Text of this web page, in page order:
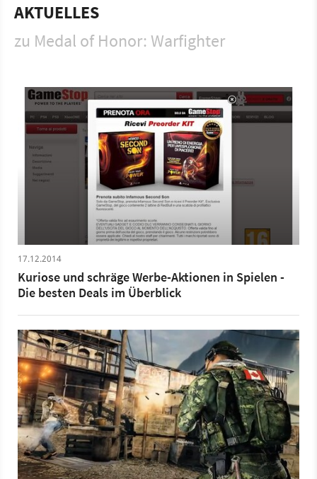
Afghanistan sondern in Einsätze rund um die Welt, von der
Geiselbefreiung auf den Philippinen bis zur Beseitigung der
Bedrohung durch Piraten an der Küste von Somalia. Sowohl
verschiedene Tier 1-Einheiten aus verschiedenen Ländern,
darunter das australische SASR, der britische SAS, das
deutsche KSK und die polnische GROM. Zum ersten Mal in
der Reihe gibt es bei Medal of Honor Warfighter ein
multinationales Tier 1 Blau-gegen-Blau-Teamplay, bei dem
die allerbesten Kämpfer der Welt online gegeneinander
antreten.
PlayStation 3 Xbox 360 PlayStation
Ego-Shooter Electronic Arts
AKTUELLES
zu Medal of Honor: Warfighter
17.12.2014
Kuriose und schräge Werbe-Aktionen in Spielen -
Die besten Deals im Überblick